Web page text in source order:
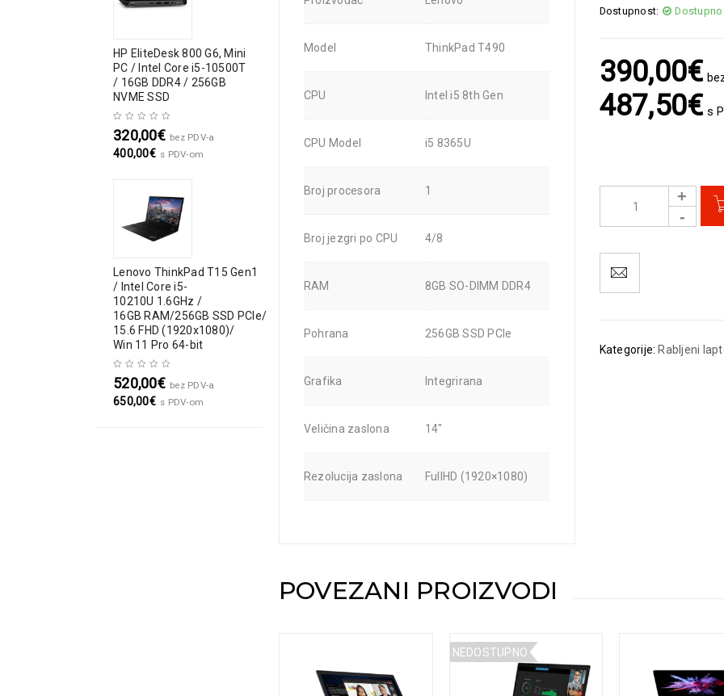
HP EliteDesk 800 G6, Mini
PC / Intel Core i5-10500T
/ 16GB DDR4 / 256GB
NVME SSD
320,00€ bez PDV-a
400,00€ s PDV-om
Lenovo ThinkPad T15 Gen1
/ Intel Core i5-
10210U 1.6GHz /
16GB RAM/256GB SSD PCIe/
15.6 FHD (1920x1080)/
Win 11 Pro 64-bit
520,00€ bez PDV-a
650,00€ s PDV-om
Dostupnost:
390,00€
487,50€ s
Kategorije: Rabljeni
Model ThinkPad T490
CPU Intel i5 8th Gen
CPU Model i5 8365U
Broj procesora 1
Broj jezgri po CPU 4/8
RAM 8GB SO-DIMM DDR4
Pohrana 256GB SSD PCIe
Grafika Integrirana
Veličina zaslona 14"
Rezolucija zaslona FullHD (1920×1080)
POVEZANI PROIZVODI
NEDOSTUPNO